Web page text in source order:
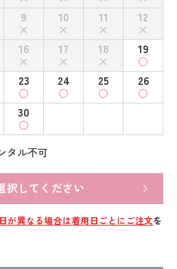
9 10 11
12
16 17 18
19
23 24 25
26
30
タル不可
択してください
が異なる場合は着用日ごとにご注文を